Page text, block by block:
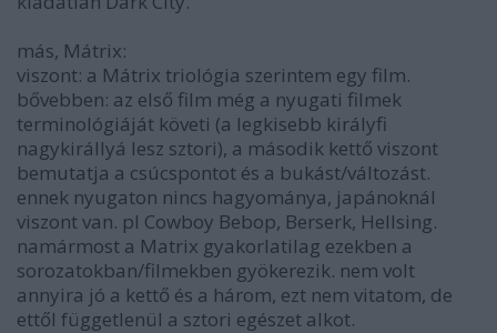
más, Mátrix:
viszont: a Mátrix triológia szerintem egy film.
bővebben: az első film még a nyugati filmek
terminológiáját követi (a legkisebb királyfi
nagykirállyá lesz sztori), a második kettő viszont
bemutatja a csúcspontot és a bukást/változást.
ennek nyugaton nincs hagyománya, japánoknál
viszont van. pl Cowboy Bebop, Berserk, Hellsing.
namármost a Matrix gyakorlatilag ezekben a
sorozatokban/filmekben gyökerezik. nem volt
annyira jó a kettő és a három, ezt nem vitatom, de
ettől függetlenül a sztori egészet alkot.